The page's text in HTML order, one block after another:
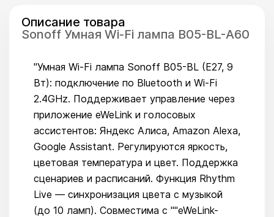
Описание товара
Sonoff Умная Wi-Fi лампа B05-BL-A60
"Умная Wi-Fi лампа Sonoff B05-BL (E27, 9
Вт): подключение по Bluetooth и Wi-Fi
2.4GHz. Поддерживает управление через
приложение eWeLink и голосовых
ассистентов: Яндекс Алиса, Amazon Alexa,
Google Assistant. Регулируются яркость,
цветовая температура и цвет. Поддержка
сценариев и расписаний. Функция Rhythm
Live — синхронизация цвета с музыкой
(до 10 ламп). Совместима с ""eWeLink-